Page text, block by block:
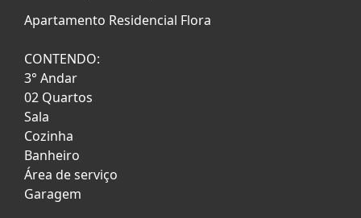
Apartamento Residencial Flora
CONTENDO:
3° Andar
02 Quartos
Sala
Cozinha
Banheiro
Área de serviço
Garagem